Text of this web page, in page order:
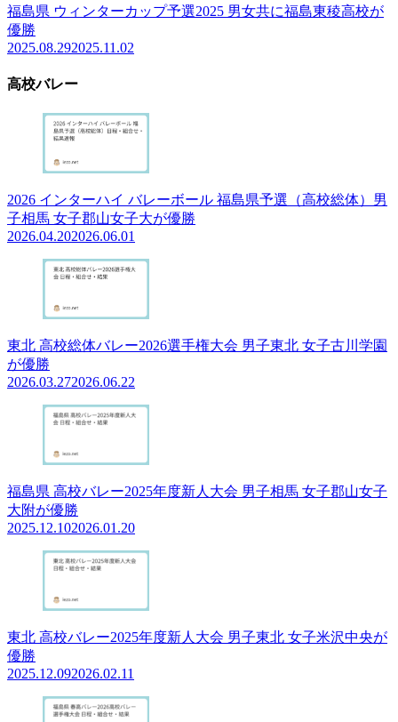
福島県 ウィンターカップ予選2025 男女共に福島東稜高校が
優勝
2025.08.292025.11.02
高校バレー
2026 インターハイ バレーボール 福島県予選（高校総体）男
子相馬 女子郡山女子大が優勝
2026.04.202026.06.01
東北 高校総体バレー2026選手権大会 男子東北 女子古川学園
が優勝
2026.03.272026.06.22
福島県 高校バレー2025年度新人大会 男子相馬 女子郡山女子
大附が優勝
2025.12.102026.01.20
東北 高校バレー2025年度新人大会 男子東北 女子米沢中央が
優勝
2025.12.092026.02.11